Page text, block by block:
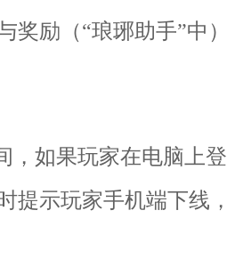
奖励（“琅琊助手”中
，如果玩家在电脑上
提示玩家手机端下线